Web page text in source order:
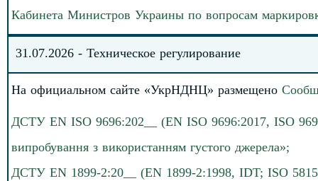
Кабинета Министров Украины по вопросам
31.07.2026 - Техническое регулирование
На официальном сайте «УкрНДНЦ» размещено
ДСТУ EN ISO 9696:202__ (EN ISO 9696:2017, ISO
випробування з використанням густого джерела»;
ДСТУ EN 1899-2:20__ (EN 1899-2:1998, IDT; ISO